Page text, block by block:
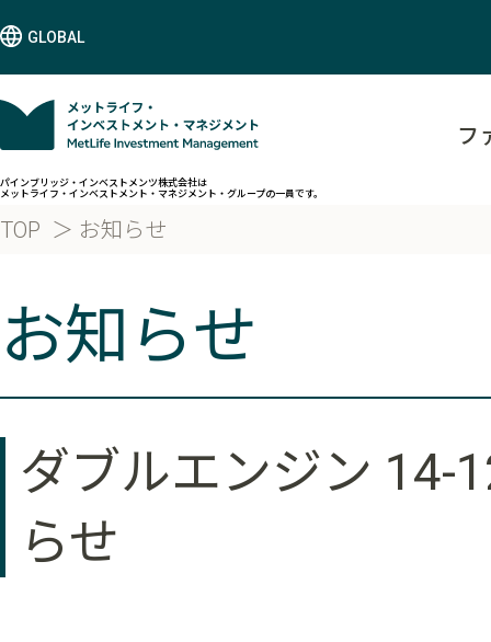
GLOBAL
パインブリッジ・インベストメンツ株式会社は
メットライフ・インベストメント・マネジメント・グループの一員です。
フ
TOP お知らせ
お知らせ
ダブルエンジン 14-
らせ